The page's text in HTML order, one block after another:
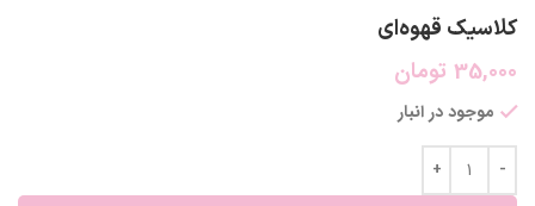
کلاسیک قهوه‌ای
35,000 تومان
موجود در انبار